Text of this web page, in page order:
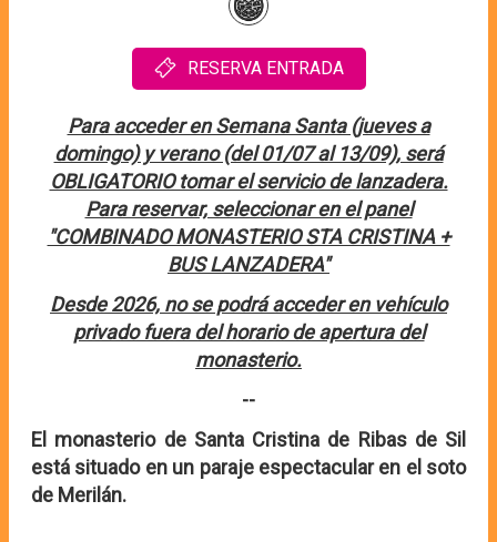
RESERVA ENTRADA
Para acceder en Semana Santa (jueves a
domingo) y verano (del 01/07 al 13/09), será
OBLIGATORIO tomar el servicio de lanzadera.
Para reservar, seleccionar en el panel
"COMBINADO MONASTERIO STA CRISTINA +
BUS LANZADERA"
Desde 2026, no se podrá acceder en vehículo
privado fuera del horario de apertura del
monasterio.
--
El monasterio de Santa Cristina de Ribas de Sil
está situado en un paraje espectacular en el soto
de Merilán.